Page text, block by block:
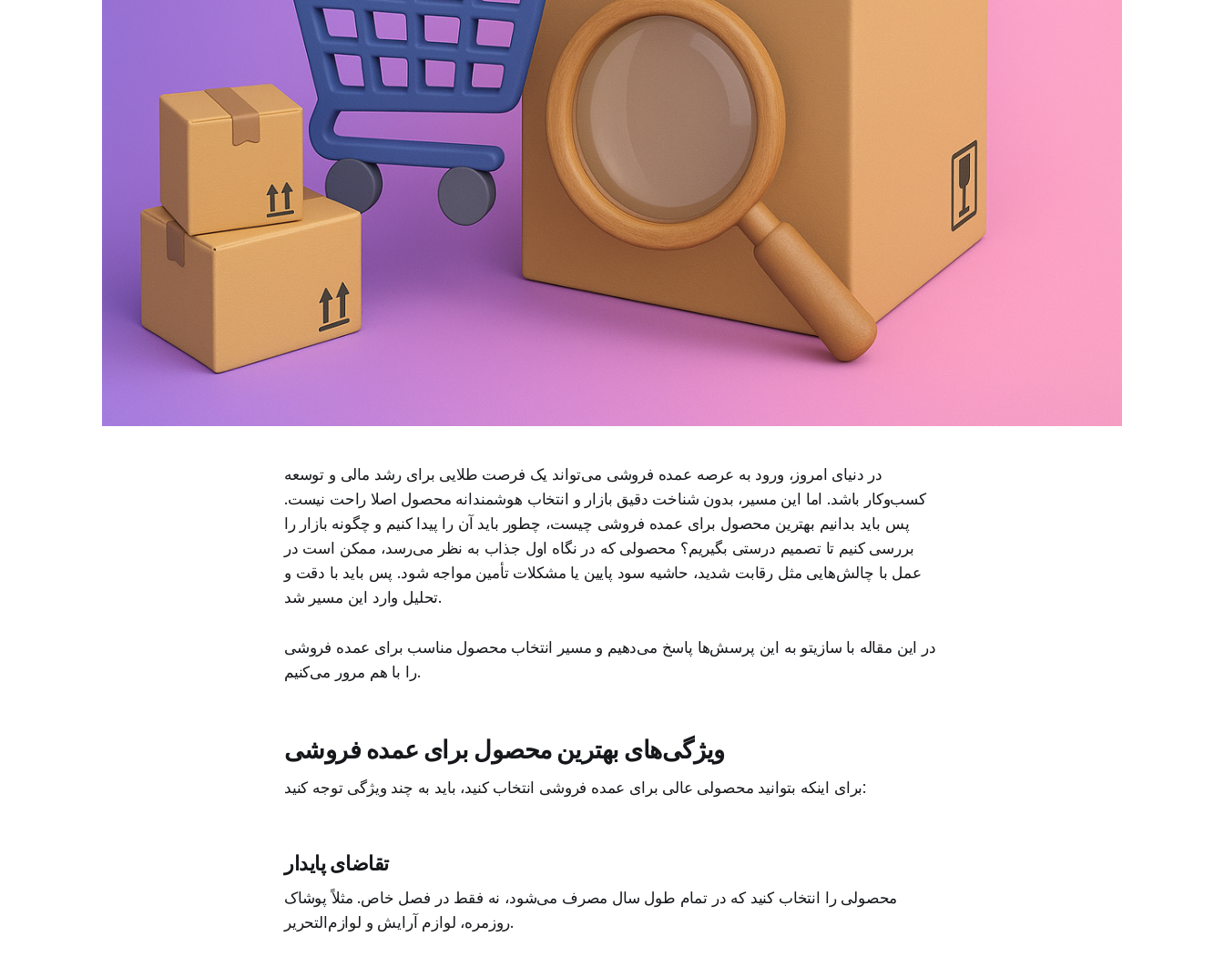
در دنیای امروز، ورود به عرصه عمده فروشی می‌تواند یک فرصت طلایی برای رشد مالی و توسعه
کسب‌وکار باشد. اما این مسیر، بدون شناخت دقیق بازار و انتخاب هوشمندانه محصول اصلا راحت نیست.
پس باید بدانیم بهترین محصول برای عمده فروشی چیست، چطور باید آن را پیدا کنیم و چگونه بازار را
بررسی کنیم تا تصمیم درستی بگیریم؟ محصولی که در نگاه اول جذاب به نظر می‌رسد، ممکن است در
عمل با چالش‌هایی مثل رقابت شدید، حاشیه سود پایین یا مشکلات تأمین مواجه شود. پس باید با دقت و
تحلیل وارد این مسیر شد.
در این مقاله با سازیتو به این پرسش‌ها پاسخ می‌دهیم و مسیر انتخاب محصول مناسب برای عمده فروشی
را با هم مرور می‌کنیم.
ویژگی‌های بهترین محصول برای عمده فروشی
برای اینکه بتوانید محصولی عالی برای عمده فروشی انتخاب کنید، باید به چند ویژگی توجه کنید:
تقاضای پایدار
محصولی را انتخاب کنید که در تمام طول سال مصرف می‌شود، نه فقط در فصل خاص. مثلاً پوشاک
روزمره، لوازم آرایش و لوازم‌التحریر.